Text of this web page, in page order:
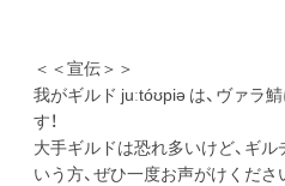
＜＜宣伝＞＞
我がギルド juːtóʊpiə は、ヴァラ
す！
大手ギルドは恐れ多いけど、ギル
いう方、ぜひ一度お声がけくだ